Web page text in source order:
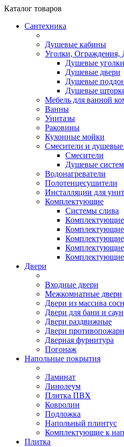
Каталог товаров
Сантехника
Душевые кабины
Уголки,
Душевые
Душевые двери
Душевые
Душевые
Мебель для ванной
Ванны
Унитазы
Раковины
Кухонные мойки
Смесители и
Смесители
Душевые
Водонагреватели
Полотенцесушители
Инсталляции для
Комплектующие
Системы слива
Комплектующие
Комплектующие
Комплектующие
Комплектующие
Двери
Входные двери
Межкомнатные двери
Двери из массива
Двери для бани и саун
Двери раздвижные
Двери
Дверная фурнитура
Погонаж
Напольные покрытия
Ламинат
Линолеум
Плитка ПВХ
Ковролин
Подложка
Напольный плинтус
Комплектующие к
Плитка